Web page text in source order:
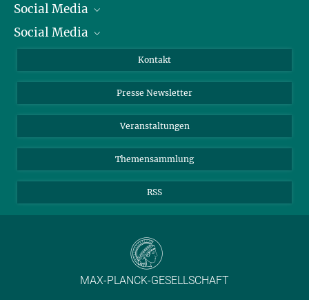
Präsident
Zahlen und Fakten
Meldestelle Fehlverhalten
Social Media
Bluesky
TikTok
Social Media
Instagram
YouTube
Kontakt
Presse Newsletter
Veranstaltungen
Themensammlung
RSS
MAX-PLANCK-GESELLSCHAFT